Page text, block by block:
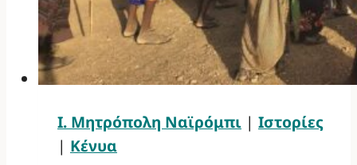
Ι. Μητρόπολη Ναϊρόμπι | Ιστορίες
| Κένυα